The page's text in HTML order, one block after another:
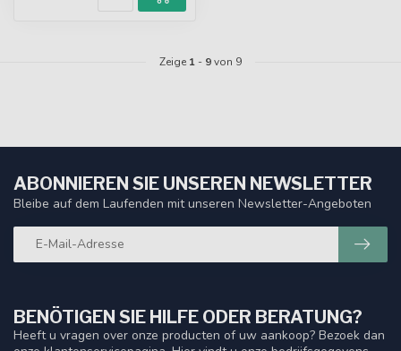
Zeige 1 - 9von 9
BENÖTIGEN SIE HILFE ODER BERATUNG?
Heeft u vragen over onze producten of uw aankoop? Bezoek dan
ABONNIEREN SIE UNSEREN NEWSLETTER
Bleibe auf dem Laufenden mit unseren Newsletter-Angeboten